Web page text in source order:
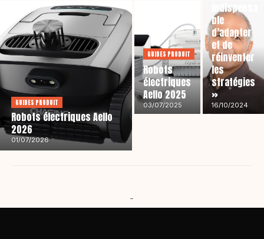
GUIDES PRODUIT
Robots électriques Aello
2026
01/07/2026
GUIDES PRODUIT
Robots
électriques
Aello 2025
03/07/2025
indispensa
ble
d’adapter
et de
réinventer
les
stratégies
»
16/10/2024
-